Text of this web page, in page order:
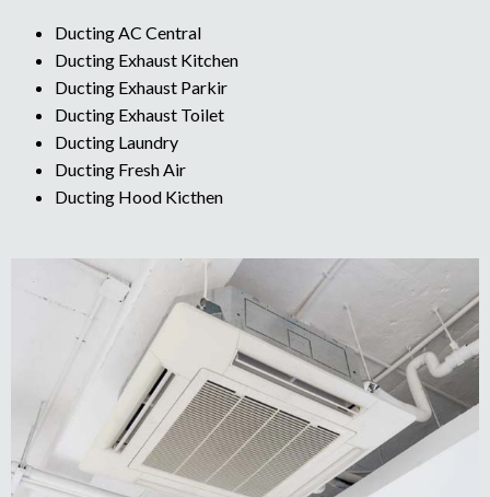
Ducting AC Central
Ducting Exhaust Kitchen
Ducting Exhaust Parkir
Ducting Exhaust Toilet
Ducting Laundry
Ducting Fresh Air
Ducting Hood Kicthen